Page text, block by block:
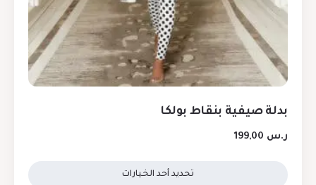
بدلة صيفية بنقاط بولكا
ر.س
تحديد أحد الخيارات